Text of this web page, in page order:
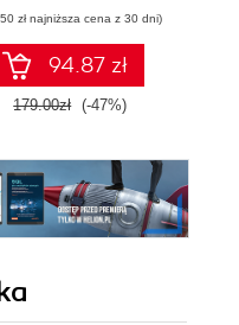
zł najniższa cena z 30 dni)
94.87 zł
179.00zł (-47%)